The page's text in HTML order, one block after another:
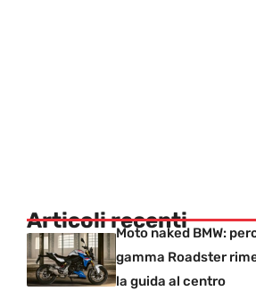
Articoli recenti
Moto naked BMW:
gamma Roadster
la guida al centro